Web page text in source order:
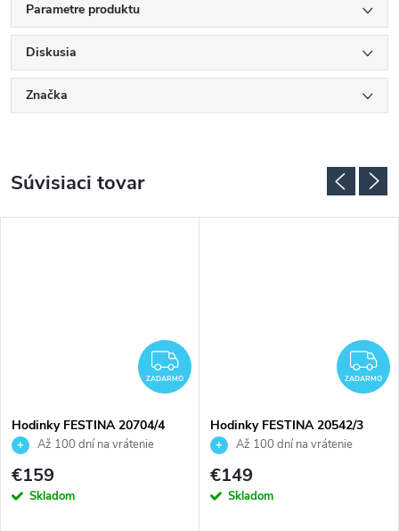
Parametre produktu
Diskusia
Značka
Súvisiaci tovar
ZADARMO
ZADARMO
Hodinky FESTINA 20704/4
Až 100 dní na vrátenie
tovaru. Autorizovaný predajca.
€159
Skladom
ZADARMO
Hodinky FESTINA 20542/3
Až 100 dní na vrátenie
tovaru. Autorizovaný predajca.
€149
Skladom